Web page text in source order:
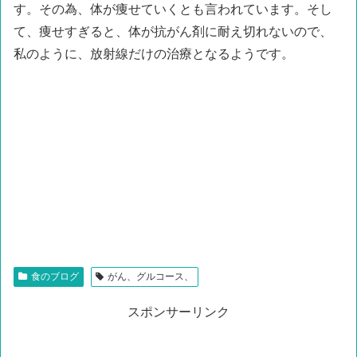
す。その為、体が痩せていくとも言われています。そし
て、痩せすぎると、体が抗がん剤に耐え切れないので、
私のように、放射線だけの治療となるようです。
食のブログ がん、グルコース、
スポンサーリンク